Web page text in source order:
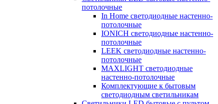
потолочные
In Home светодиодные настенно-
потолочные
IONICH светодиодные настенно-
потолочные
LEEK светодиодные настенно-
потолочные
MAXLIGHT светодиодные
настенно-потолочные
Комплектующие к бытовым
светодиодным светильникам